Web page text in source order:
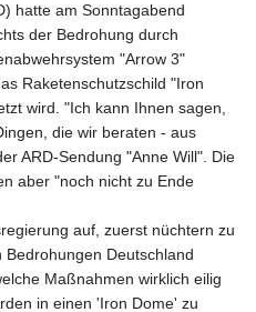
hatte am Sonntagabend
der Bedrohung durch
"Arrow 3"
Raketenschutzschild "Iron
wird. "Ich kann Ihnen sagen,
die wir beraten - aus
ARD-Sendung "Anne Will". Die
aber "noch nicht zu Ende
auf, zuerst nüchtern zu
Deutschland
Maßnahmen wirklich eilig
in einen 'Iron Dome' zu